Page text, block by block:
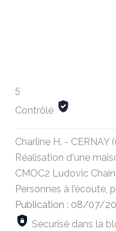
5
Contrôlé
Charline H. - CERNAY
Réalisation d'une
CMOC2 Ludovic
Personnes à l’écoute,
Publication : 08/07/
Sécurisé dans la